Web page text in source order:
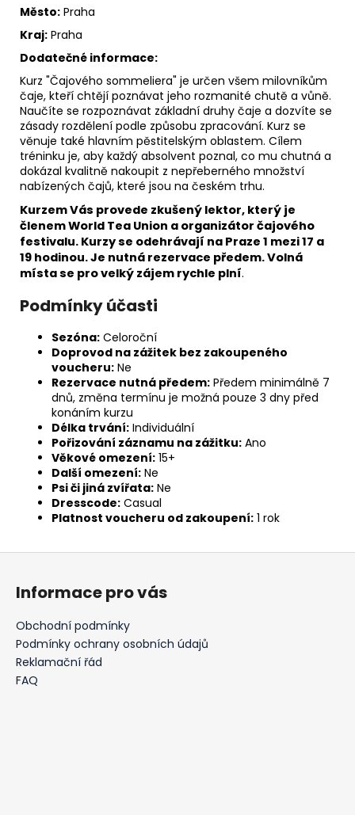
Město: Praha
Kraj: Praha
Dodatečné informace:
Kurz "Čajového sommeliera" je určen všem milovníkům
čaje, kteří chtějí poznávat jeho rozmanité chutě a vůně.
Naučíte se rozpoznávat základní druhy čaje a dozvíte se
zásady rozdělení podle způsobu zpracování. Kurz se
věnuje také hlavním pěstitelským oblastem. Cílem
tréninku je, aby každý absolvent poznal, co mu chutná a
dokázal kvalitně nakoupit z nepřeberného množství
nabízených čajů, které jsou na českém trhu.
Kurzem Vás provede zkušený lektor, který je
členem World Tea Union a organizátor čajového
festivalu. Kurzy se odehrávají na Praze 1 mezi 17 a
19 hodinou. Je nutná rezervace předem. Volná
místa se pro velký zájem rychle plní.
Podmínky účasti
Sezóna: Celoroční
Doprovod na zážitek bez zakoupeného
voucheru: Ne
Rezervace nutná předem: Předem minimálně 7
dnů, změna termínu je možná pouze 3 dny před
konáním kurzu
Délka trvání: Individuální
Pořizování záznamu na zážitku: Ano
Věkové omezení: 15+
Další omezení: Ne
Psi či jiná zvířata: Ne
Dresscode: Casual
Platnost voucheru od zakoupení: 1 rok
Z
Informace pro vás
Obchodní podmínky
Podmínky ochrany osobních údajů
Reklamační řád
FAQ